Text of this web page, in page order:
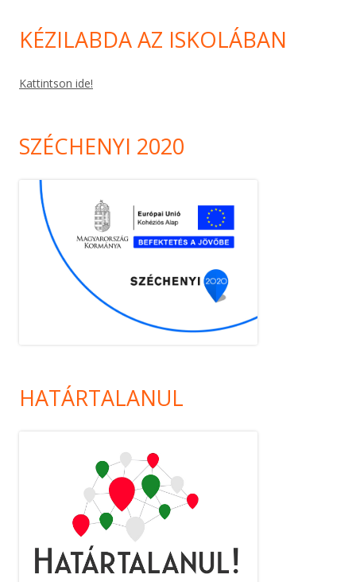
KÉZILABDA AZ ISKOLÁBAN
Kattintson ide!
SZÉCHENYI 2020
HATÁRTALANUL